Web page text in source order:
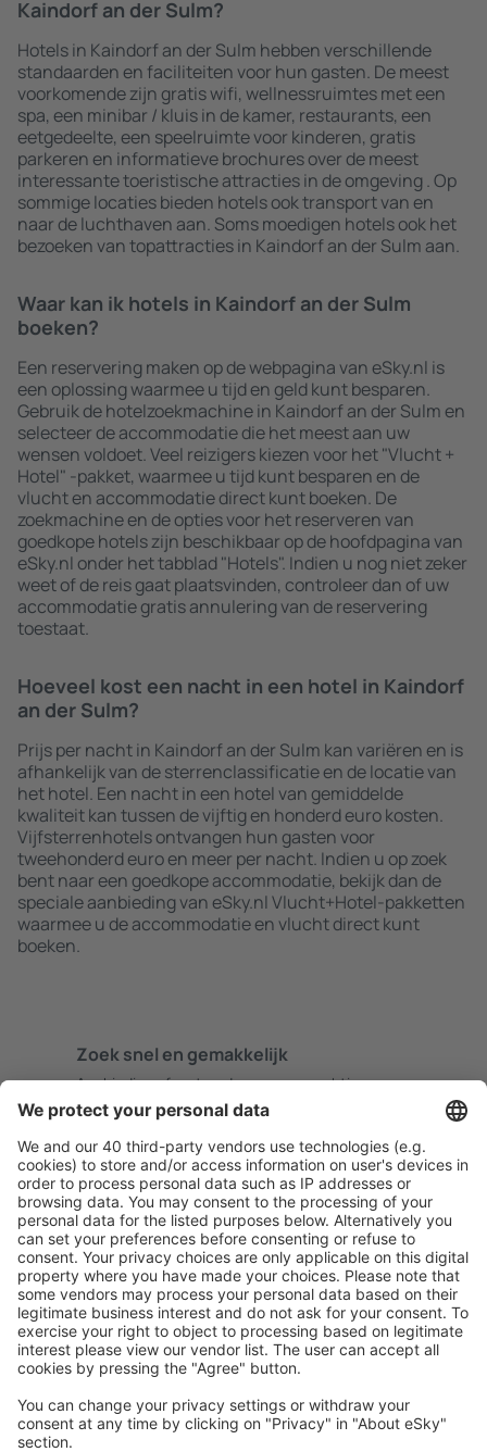
Kaindorf an der Sulm?
Hotels in Kaindorf an der Sulm hebben verschillende
standaarden en faciliteiten voor hun gasten. De meest
voorkomende zijn gratis wifi, wellnessruimtes met een
spa, een minibar / kluis in de kamer, restaurants, een
eetgedeelte, een speelruimte voor kinderen, gratis
parkeren en informatieve brochures over de meest
interessante toeristische attracties in de omgeving . Op
sommige locaties bieden hotels ook transport van en
naar de luchthaven aan. Soms moedigen hotels ook het
bezoeken van topattracties in Kaindorf an der Sulm aan.
Waar kan ik hotels in Kaindorf an der Sulm
boeken?
Een reservering maken op de webpagina van eSky.nl is
een oplossing waarmee u tijd en geld kunt besparen.
Gebruik de hotelzoekmachine in Kaindorf an der Sulm en
selecteer de accommodatie die het meest aan uw
wensen voldoet. Veel reizigers kiezen voor het "Vlucht +
Hotel" -pakket, waarmee u tijd kunt besparen en de
vlucht en accommodatie direct kunt boeken. De
zoekmachine en de opties voor het reserveren van
goedkope hotels zijn beschikbaar op de hoofdpagina van
eSky.nl onder het tabblad "Hotels". Indien u nog niet zeker
weet of de reis gaat plaatsvinden, controleer dan of uw
accommodatie gratis annulering van de reservering
toestaat.
Hoeveel kost een nacht in een hotel in Kaindorf
an der Sulm?
Prijs per nacht in Kaindorf an der Sulm kan variëren en is
afhankelijk van de sterrenclassificatie en de locatie van
het hotel. Een nacht in een hotel van gemiddelde
kwaliteit kan tussen de vijftig en honderd euro kosten.
Vijfsterrenhotels ontvangen hun gasten voor
tweehonderd euro en meer per nacht. Indien u op zoek
bent naar een goedkope accommodatie, bekijk dan de
speciale aanbieding van eSky.nl Vlucht+Hotel-pakketten
waarmee u de accommodatie en vlucht direct kunt
boeken.
Zoek snel en gemakkelijk
Aanbieding afgestemd op uw verwachtingen.
Plan veilig
Zorgeloos boeken met gratiss annuleringsopties.
Bespaar meer
Reisaanbiedingen en speciale aanbiedingen voor
geregistreerde gebruikers.
Accommodaties die u bevallen
Kies uit meer dan 1,3 miljoen accommodaties: hotels,